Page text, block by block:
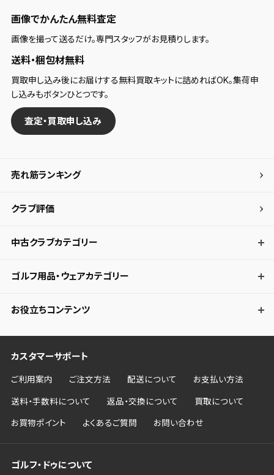
画像でかんたん無料査定
画像を撮って送るだけ。専門スタッフがお見積りします。
送料・梱包材無料
買取申し込み後にお届けする無料買取キットに詰めればOK。集荷申
し込みもボタンひとつです。
査定・買取申し込み
売れ筋ランキング
クラブ評価
中古クラブカテゴリー
ゴルフ用品・ウェアカテゴリー
お役立ちコンテンツ
カスタマーサポート
ご利用案内 ご注文方法 配送について お支払い方法
送料・手数料について 返品・交換について 買取について
お買物ポイント よくあるご質問 お問い合わせ
ゴルフ・ドゥについて